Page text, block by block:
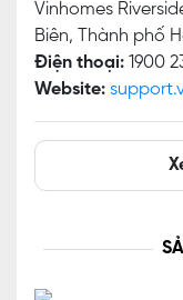
Vinhomes
Biên, Thành phố
Điện thoại: 1900
Website: